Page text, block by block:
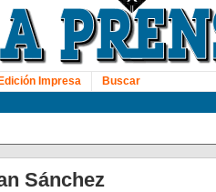
Edición Impresa Buscar
Sánchez